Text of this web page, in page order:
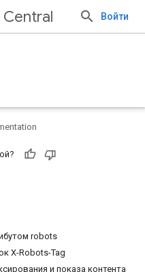
Central Войти
robots
X-Robots-Tag
и показа контента